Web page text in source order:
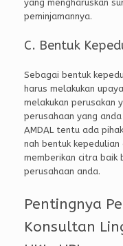
yang mengharuskan
peminjamannya.
C. Bentuk
Sebagai bentuk
harus melakukan
melakukan perusakan
perusahaan yang
AMDAL tentu ada
nah bentuk
memberikan citra baik
perusahaan anda.
Pentingnya
Konsultan